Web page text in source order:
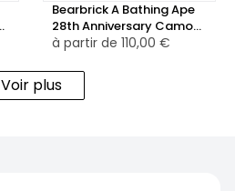
Bearbrick A Bathing Ape
28th Anniversary Camo
#1 100% Red Green
à partir de 110,00 €
Voir plus